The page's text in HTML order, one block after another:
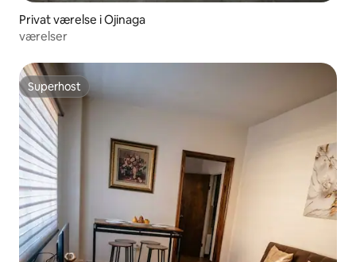
Privat værelse i Ojinaga
værelser
Superhost
Superhost